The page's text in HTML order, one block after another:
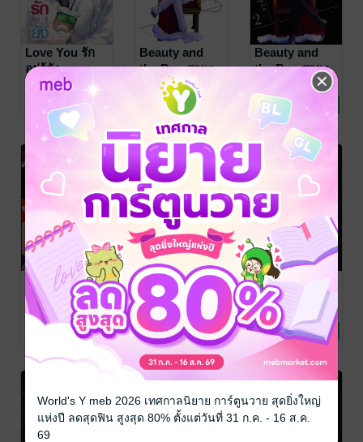
Love You รัก
อยู่รู้ยัง
Yoghurt Catty
นิยายวาย Boy
Love / Yaoi
3 Rating
Beauty and
the Boy สวยๆ
เป็นผัว เล่ม 1
Yoghurt Catty
นิยายวาย Boy
Love / Yaoi
2 Rating
Beauty and
the Boy สวยๆ
เป็นผัว เล่ม 2
Yoghurt Catty
นิยายวาย Boy
Love / Yaoi
6 Rating
MISTAKES
หลงร้าย เล่ม2 +
หลงกลิ่น
Yoghurt Catty
นิยายวาย Boy
MISTAKES
หลงร้าย เล่ม1
Yoghurt Catty
นิยายวาย Boy
Love / Yaoi
8 Rating
ONE
NIGHT...คืน
เดียวก็เสียวได้
เล่ม2
Yoghurt Catty
นิยายวาย Boy
Love / Yaoi
4 Rating
-21% -24%
World's Y meb 2026 เทศกาลนิยาย การ์ตูนวาย สุดยิ่งใหญ่
แห่งปี ลดสุดฟิน สูงสุด 80% ตั้งแต่วันที่ 31 ก.ค. - 16 ส.ค.
69